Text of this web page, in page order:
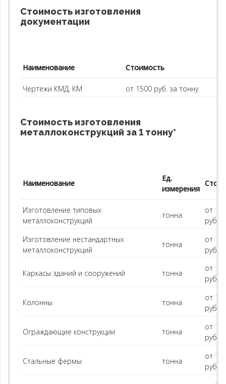
Стоимость изготовления
документации
Наименование Стоимость
Чертежи КМД, КМ от 1500 руб. за тонну
Стоимость изготовления
металлоконструкций за 1 тонну*
Наименование
Ед.
измерения
Изготовление типовых
металлоконструкций
тонна
от
руб.
Изготовление нестандартных
металлоконструкций
тонна
от
руб.
Каркасы зданий и сооружений тонна
от
руб.
Колонны тонна
от
руб.
Ограждающие конструкции тонна
от
руб.
Стальные фермы тонна
от
руб.